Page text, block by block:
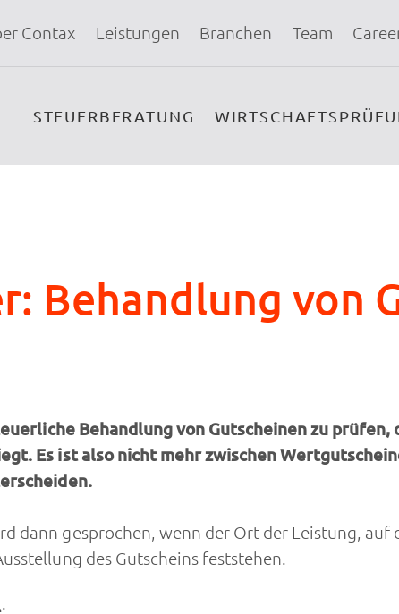
Contax Leistungen Branchen Team
STEUERBERATUNG
Behandlung von
Behandlung von Gutscheinen zu
Es ist also nicht mehr zwischen
dann gesprochen, wenn der Ort der Leistung,
des Gutscheins feststehen.